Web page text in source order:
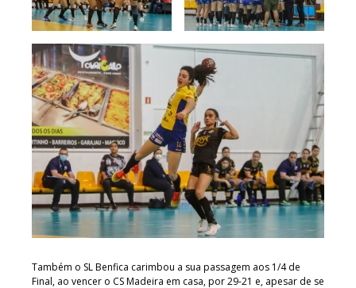
Também o SL Benfica carimbou a sua passagem aos 1/4 de
Final, ao vencer o CS Madeira em casa, por 29-21 e, apesar de se